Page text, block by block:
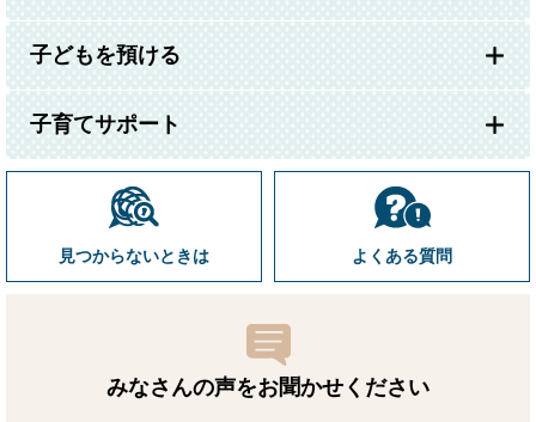
子どもを預ける
子育てサポート
見つからないときは よくある質問
みなさんの声をお聞かせ ください